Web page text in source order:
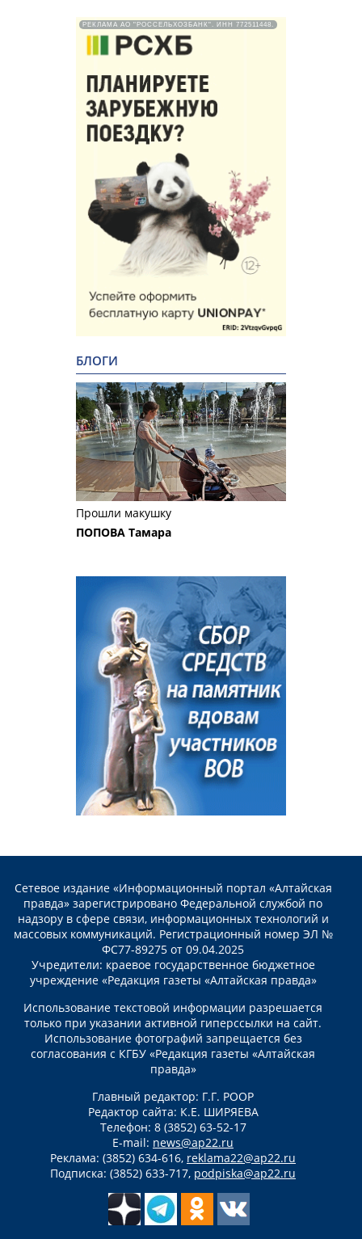
РЕКЛАМА АО "РОССЕЛЬХОЗБАНК". ИНН 772511448.
БЛОГИ
Прошли макушку
ПОПОВА Тамара
Сетевое издание «Информационный портал «Алтайская
правда» зарегистрировано Федеральной службой по
надзору в сфере связи, информационных технологий и
массовых коммуникаций. Регистрационный номер ЭЛ №
ФС77-89275 от 09.04.2025
Учредители: краевое государственное бюджетное
учреждение «Редакция газеты «Алтайская правда»
Использование текстовой информации разрешается
только при указании активной гиперссылки на сайт.
Использование фотографий запрещается без
согласования с КГБУ «Редакция газеты «Алтайская
правда»
Главный редактор: Г.Г. РООР
Редактор сайта: К.Е. ШИРЯЕВА
Телефон: 8 (3852) 63-52-17
E-mail: news@ap22.ru
Реклама: (3852) 634-616, reklama22@ap22.ru
Подписка: (3852) 633-717, podpiska@ap22.ru